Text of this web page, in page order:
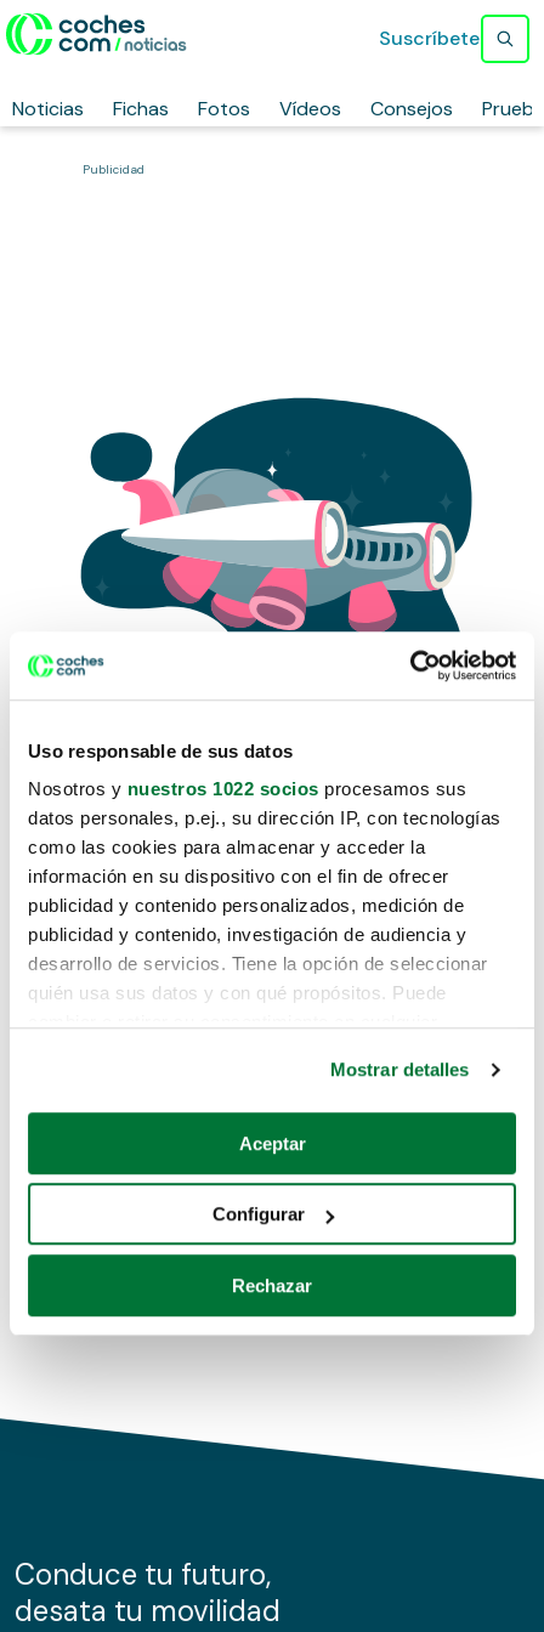
Uso responsable de sus datos
Nosotros y nuestros 1022 socios procesamos sus
datos personales, p.ej., su dirección IP, con tecnologías
como las cookies para almacenar y acceder la
información en su dispositivo con el fin de ofrecer
publicidad y contenido personalizados, medición de
publicidad y contenido, investigación de audiencia y
desarrollo de servicios. Tiene la opción de seleccionar
quién usa sus datos y con qué propósitos. Puede
Si lo permite, también quisiéramos:
Recopilar información sobre su ubicación geográfica
Identificar su dispositivo analizándolo activamente
para buscar características específicas (huellas
Obtenga más información sobre cómo se procesan sus
de cookies.
información sobre el uso que haga del sitio web con
nuestros partners de redes sociales, publicidad y análisis
Mostrar detalles
Aceptar
Configurar
Rechazar
Noticias Fichas Fotos Vídeos Consejos
Suscríbete
Publicidad
Lo sentimos, no sabemos como
te hemos traido hasta aquí.
Pero puedes encontrar el coche que estás
buscando en alguno de estos enlaces:
Coches de segunda mano
Coches de km0
Conduce tu futuro,
desata tu movilidad